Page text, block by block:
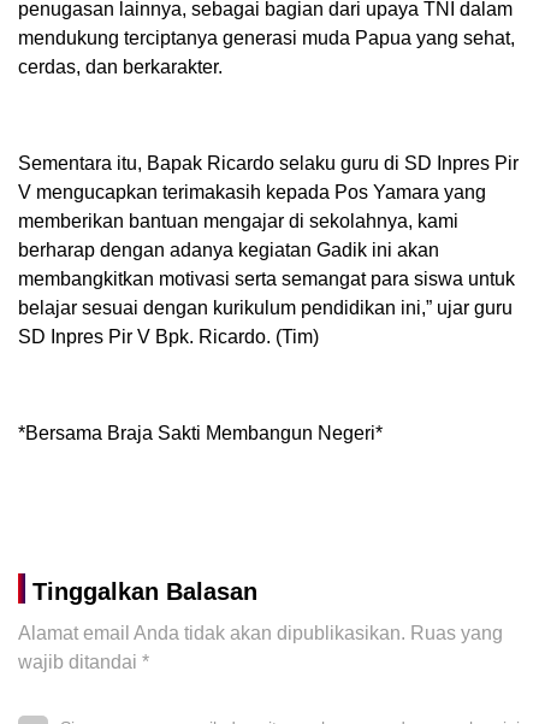
penugasan lainnya, sebagai bagian dari upaya TNI dalam
mendukung terciptanya generasi muda Papua yang sehat,
cerdas, dan berkarakter.
Sementara itu, Bapak Ricardo selaku guru di SD Inpres Pir
V mengucapkan terimakasih kepada Pos Yamara yang
memberikan bantuan mengajar di sekolahnya, kami
berharap dengan adanya kegiatan Gadik ini akan
membangkitkan motivasi serta semangat para siswa untuk
belajar sesuai dengan kurikulum pendidikan ini,” ujar guru
SD Inpres Pir V Bpk. Ricardo. (Tim)
*Bersama Braja Sakti Membangun Negeri*
Tinggalkan Balasan
Alamat email Anda tidak akan dipublikasikan. Ruas yang
wajib ditandai *